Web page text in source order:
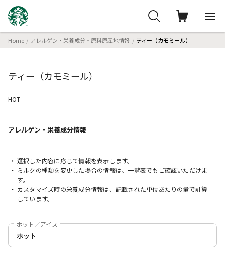
Home アレルゲン・栄養成分・原料原産地情報 ティー（カモミール）
ティー（カモミール）
HOT
アレルゲン・栄養成分情報
選択した内容に応じて情報を表示します。
ミルクの種類を変更した場合の情報は、一覧表でもご確認いただけま
す。
カスタマイズ時の栄養成分情報は、記載された単位あたりの量で計算
しています。
ホット／アイス
ホット